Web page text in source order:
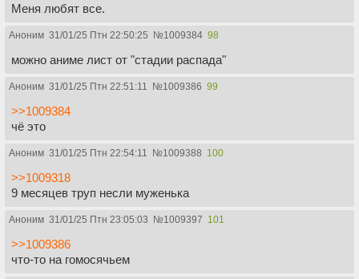
Меня любят все.
Аноним 31/01/25 Птн 22:50:25 №1009384 98
можно аниме лист от "стадии распада"
Аноним 31/01/25 Птн 22:51:11 №1009386 99
>>1009384
чё это
Аноним 31/01/25 Птн 22:54:11 №1009388 100
>>1009318
9 месяцев труп несли муженька
Аноним 31/01/25 Птн 23:05:03 №1009397 101
>>1009386
что-то на гомосячьем